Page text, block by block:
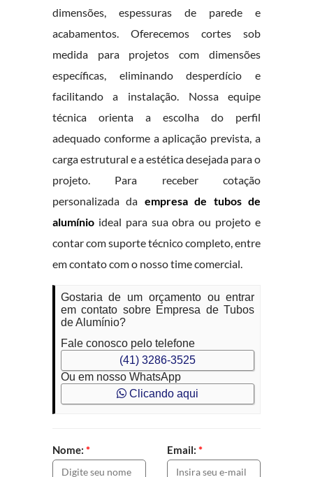
dimensões, espessuras de parede e
acabamentos. Oferecemos cortes sob
medida para projetos com dimensões
específicas, eliminando desperdício e
facilitando a instalação. Nossa equipe
técnica orienta a escolha do perfil
adequado conforme a aplicação prevista, a
carga estrutural e a estética desejada para o
projeto. Para receber cotação
personalizada da empresa de tubos de
alumínioideal para sua obra ou projeto e
contar com suporte técnico completo, entre
em contato com o nosso time comercial.
Gostaria de um orçamento ou entrar
em contato sobre Empresa de Tubos
de Alumínio?
Fale conosco pelo telefone
(41) 3286-3525
Ou em nosso WhatsApp
Clicando aqui
Nome: * Email: *